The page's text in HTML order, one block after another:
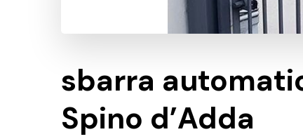
sbarra
Spino d’Adda